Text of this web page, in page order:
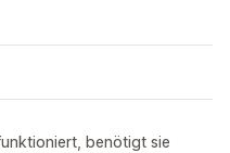
benötigt sie